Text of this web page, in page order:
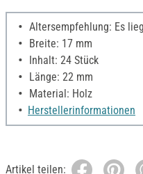
Altersempfehlung: Es
Breite: 17 mm
Inhalt: 24 Stück
Länge: 22 mm
Material: Holz
Herstellerinformationen
Artikel teilen: